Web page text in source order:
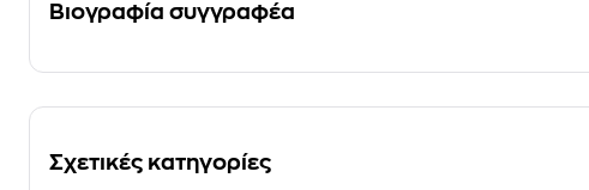
Βιογραφία συγγραφέα
Σχετικές κατηγορίες